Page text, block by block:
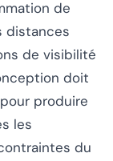
de
distances
de visibilité
doit
produire
les
du